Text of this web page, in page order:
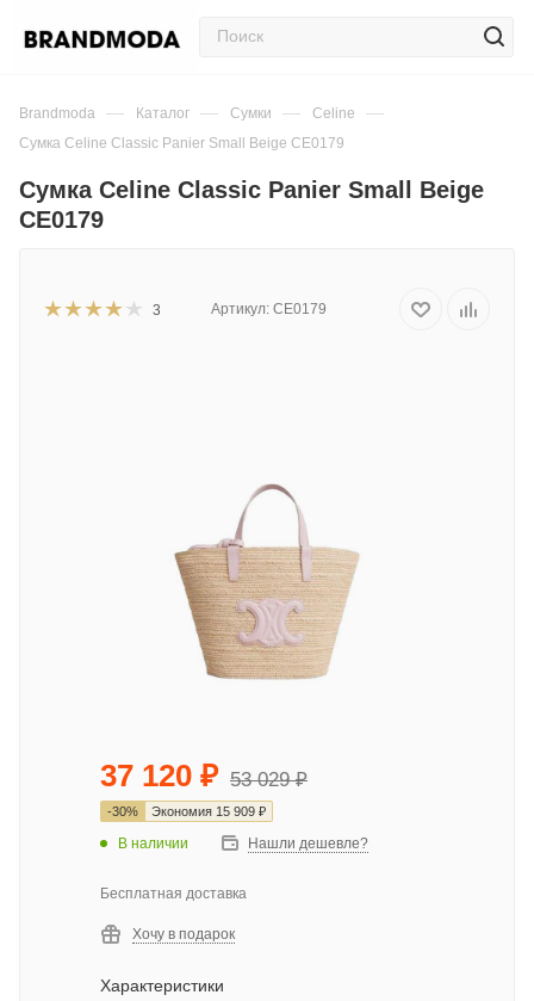
Brandmoda — Каталог — Сумки — Celine —
Сумка Celine Classic Panier Small Beige CE0179
Сумка Celine Classic Panier Small Beige
CE0179
3 Артикул: CE0179
37 120 ₽ 53 029₽
-30% Экономия 15 909 ₽
В наличии Нашли дешевле?
Бесплатная доставка
Хочу в подарок
Характеристики